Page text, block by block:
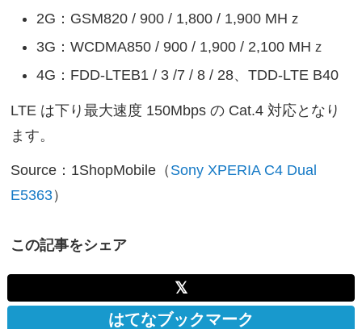
2G：GSM820 / 900 / 1,800 / 1,900 MHｚ
3G：WCDMA850 / 900 / 1,900 / 2,100 MHｚ
4G：FDD-LTEB1 / 3 /7 / 8 / 28、TDD-LTE B40
LTE は下り最大速度 150Mbps の Cat.4 対応となり
ます。
Source：1ShopMobile（ Sony XPERIA C4 Dual
E5363）
この記事をシェア
𝕏
はてなブックマーク